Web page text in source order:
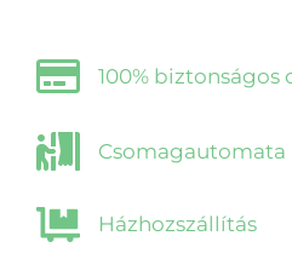
100% biztonságos
Csomagautomata
Házhozszállítás